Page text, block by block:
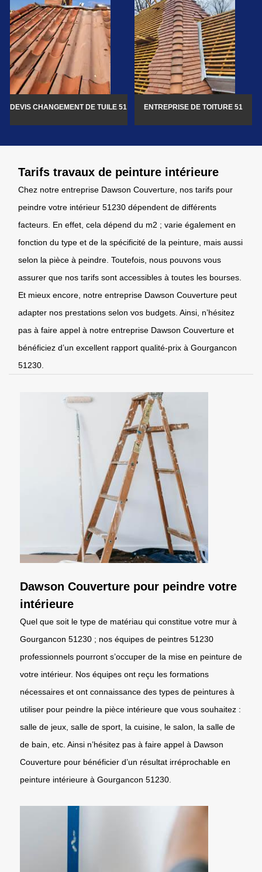
DEVIS CHANGEMENT DE TUILE 51 ENTREPRISE DE TOITURE 51
Tarifs travaux de peinture intérieure
Chez notre entreprise Dawson Couverture, nos tarifs pour
peindre votre intérieur 51230 dépendent de différents
facteurs. En effet, cela dépend du m2 ; varie également en
fonction du type et de la spécificité de la peinture, mais aussi
selon la pièce à peindre. Toutefois, nous pouvons vous
assurer que nos tarifs sont accessibles à toutes les bourses.
Et mieux encore, notre entreprise Dawson Couverture peut
adapter nos prestations selon vos budgets. Ainsi, n’hésitez
pas à faire appel à notre entreprise Dawson Couverture et
bénéficiez d’un excellent rapport qualité-prix à Gourgancon
51230.
Dawson Couverture pour peindre votre
intérieure
Quel que soit le type de matériau qui constitue votre mur à
Gourgancon 51230 ; nos équipes de peintres 51230
professionnels pourront s’occuper de la mise en peinture de
votre intérieur. Nos équipes ont reçu les formations
nécessaires et ont connaissance des types de peintures à
utiliser pour peindre la pièce intérieure que vous souhaitez :
salle de jeux, salle de sport, la cuisine, le salon, la salle de
de bain, etc. Ainsi n’hésitez pas à faire appel à Dawson
Couverture pour bénéficier d’un résultat irréprochable en
peinture intérieure à Gourgancon 51230.